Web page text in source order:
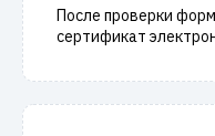
После проверки
сертификат